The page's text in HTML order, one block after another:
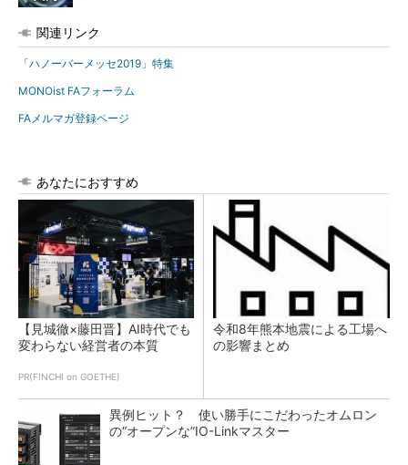
関連リンク
「ハノーバーメッセ2019」特集
MONOist FAフォーラム
FAメルマガ登録ページ
あなたにおすすめ
【見城徹×藤田晋】AI時代でも
変わらない経営者の本質
PR(FINCHI on GOETHE)
令和8年熊本地震による工場へ
の影響まとめ
異例ヒット？ 使い勝手にこだわったオムロン
の“オープンな”IO-Linkマスター